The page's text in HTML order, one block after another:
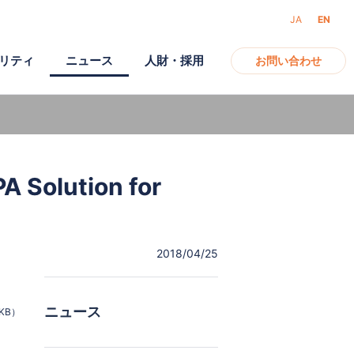
ニュース
Solution for
2018/04/25
）
JA EN
お問い合わせ
アクセス
電子公告
ティ
ガバナンス
ニュース 人財・採用